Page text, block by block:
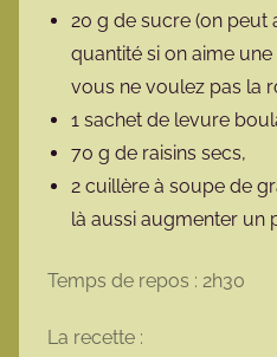
20 g de sucre (on peut
quantité si on aime
vous ne voulez pas la
1 sachet de levure
70 g de raisins secs,
2 cuillère à soupe de
là aussi augmenter un
Temps de repos : 2h30
La recette :